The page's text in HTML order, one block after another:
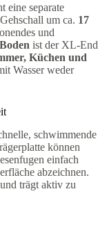
eine separate
um ca. 17
und
ist der XL-End
Küchen und
Wasser weder
schwimmende
können
einfach
abzeichnen.
trägt aktiv zu